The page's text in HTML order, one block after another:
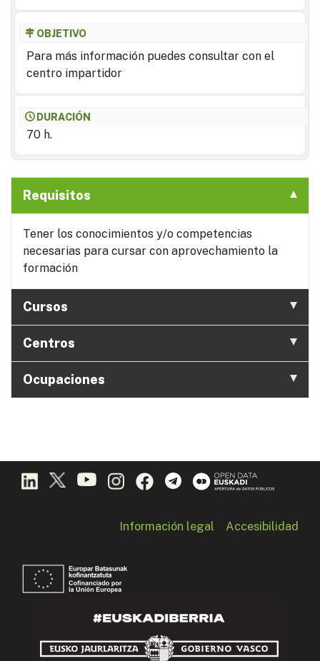
OBJETIVO
Para más información puedes consultar con el
centro impartidor
DURACIÓN
70 h.
Requisitos
Tener los conocimientos y/o competencias
necesarias para cursar con aprovechamiento la
formación
Cursos
Centros
Ocupaciones
Información legal Accesibilidad